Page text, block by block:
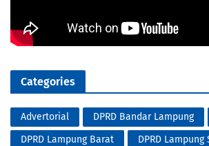
Categories
Advertorial DPRD Bandar Lampung
DPRD Lampung Barat
DPRD Lampung